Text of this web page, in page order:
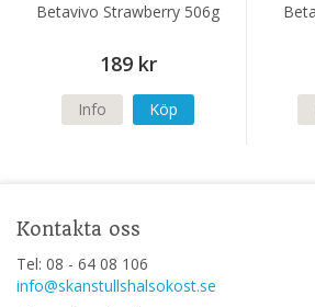
Betavivo Strawberry 506g
189 kr
Info Köp
Kontakta oss
Tel: 08 - 64 08 106
info@skanstullshalsokost.se